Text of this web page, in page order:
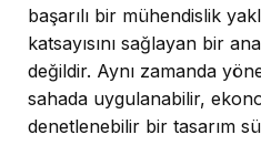
başarılı bir mühendislik
katsayısını sağlayan bir
değildir. Aynı zamanda
sahada uygulanabilir,
denetlenebilir bir tasarım